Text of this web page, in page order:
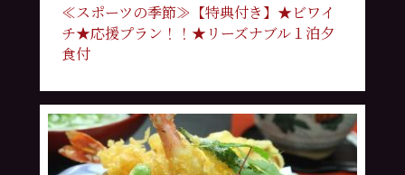
≪スポーツの季節≫【特典付き】★ビワイ
チ★応援プラン！！★リーズナブル１泊夕
食付